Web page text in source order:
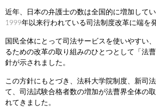
近年、日本の弁護士の数は全国的に増加してい
1999年以来行われている司法制度改革に端を
国民全体にとって司法サービスを使いやすい
るための改革の取り組みのひとつとして「法
針が示されました。
この方針にもとづき、法科大学院制度、新司
て、司法試験合格者数の増加が法曹界全体の
れてきました。